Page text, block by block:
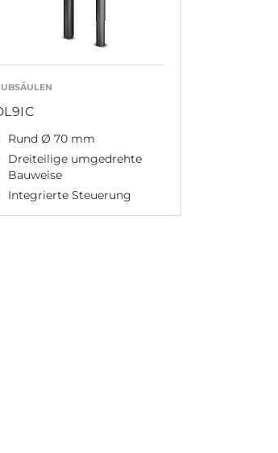
Rund Ø 70 mm
Dreiteilige umgedrehte
Bauweise
Integrierte Steuerung